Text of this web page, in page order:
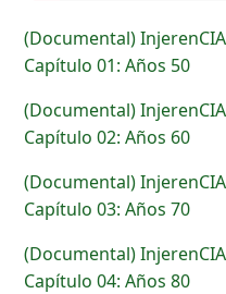
(Documental)
Capítulo 01: Años 50
(Documental)
Capítulo 02: Años 60
(Documental)
Capítulo 03: Años 70
(Documental)
Capítulo 04: Años 80